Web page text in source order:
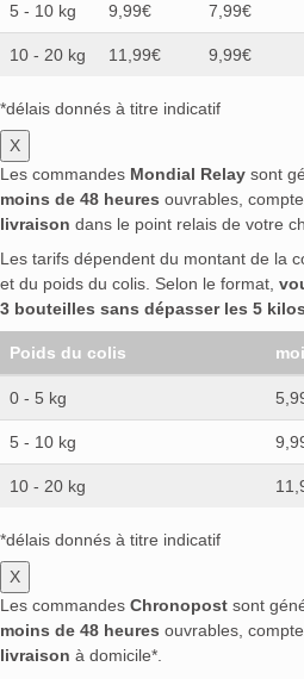
5 - 10 kg 9,99€ 7,99€
10 - 20 kg 11,99€ 9,99€
*délais donnés à titre indicatif
X
Les commandes Mondial Relay sont
moins de 48 heures ouvrables,
livraison dans le point relais de votre
Les tarifs dépendent du montant de la
et du poids du colis. Selon le format,
3 bouteilles sans dépasser les 5 kilos
Poids du colis
0 - 5 kg
5 - 10 kg
10 - 20 kg
*délais donnés à titre indicatif
X
Les commandes Chronopost sont
moins de 48 heures ouvrables,
livraison à domicile*.